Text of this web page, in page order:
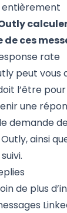
entièrement
ces
peut vous
l’être
une
demande
ainsi
de plus